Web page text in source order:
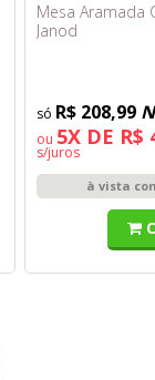
Mesa Aramada
Janod
R$ 208,99
ou 5X DE R$
s/juros
à vista